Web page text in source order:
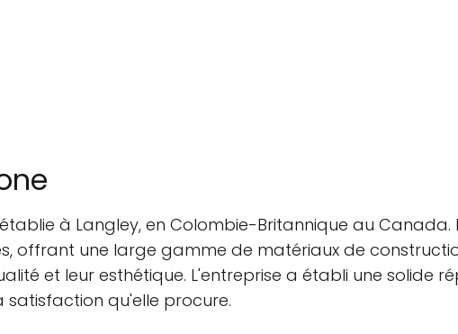
à Langley, en Colombie-Britannique au
offrant une large gamme de matériaux de
et leur esthétique. L'entreprise a établi une solide
qu'elle procure.